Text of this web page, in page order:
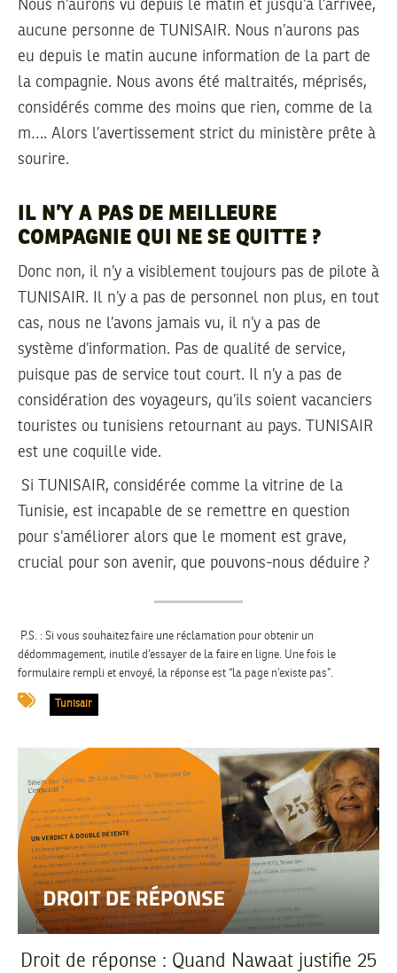
Nous n’aurons vu depuis le matin et jusqu’à l’arrivée,
aucune personne de TUNISAIR. Nous n’aurons pas
eu depuis le matin aucune information de la part de
la compagnie. Nous avons été maltraités, méprisés,
considérés comme des moins que rien, comme de la
m…. Alors l’avertissement strict du ministère prête à
sourire.
IL N’Y A PAS DE MEILLEURE
COMPAGNIE QUI NE SE QUITTE ?
Donc non, il n’y a visiblement toujours pas de pilote à
TUNISAIR. Il n’y a pas de personnel non plus, en tout
cas, nous ne l’avons jamais vu, il n’y a pas de
système d’information. Pas de qualité de service,
puisque pas de service tout court. Il n’y a pas de
considération des voyageurs, qu’ils soient vacanciers
touristes ou tunisiens retournant au pays. TUNISAIR
est une coquille vide.
Si TUNISAIR, considérée comme la vitrine de la
Tunisie, est incapable de se remettre en question
pour s’améliorer alors que le moment est grave,
crucial pour son avenir, que pouvons-nous déduire ?
P.S. : Si vous souhaitez faire une réclamation pour obtenir un
dédommagement, inutile d’essayer de la faire en ligne. Une fois le
formulaire rempli et envoyé, la réponse est “la page n’existe pas”.
Tunisair
Droit de réponse : Quand Nawaat justifie 25